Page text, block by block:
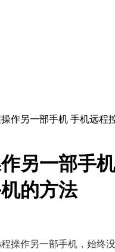
作另一部手机 手机远程
另一部手
的方法
操作另一部手机，始终